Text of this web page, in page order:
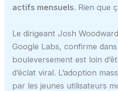
actifs mensuels. Rien que
Le dirigeant Josh
Google Labs, confirme
bouleversement est loin
d’éclat viral. L’adoption
par les jeunes utilisateurs